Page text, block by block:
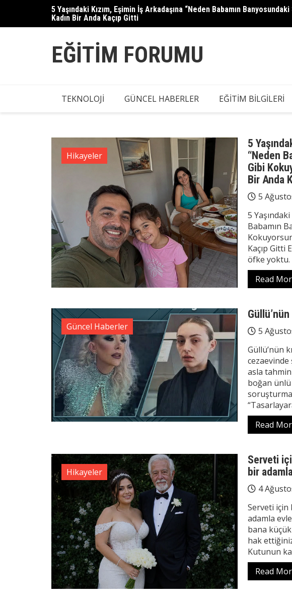
content
5 Yaşındaki Kızım, Eşimin İş Arkadaşına “Neden Babamın
Kadın Bir Anda Kaçıp Gitti
Güllü’nün kızı Tuğyan Ülkem Gülter
EĞITIM FORUMU
TEKNOLOJI GÜNCEL HABERLER EĞITIM BILGILERI
Hikayeler
5
“Neden
Gibi
Bir Anda
5
5
Babamın
Kaçıp Gitti
öfke yoktu.
Read
Güncel Haberler 5
Güllü’nün
cezaevinde
asla
boğan ünlü
Read
Hikayeler
Serveti
bir
4
Serveti için
adamla
bana
hak
Kutunun
Read